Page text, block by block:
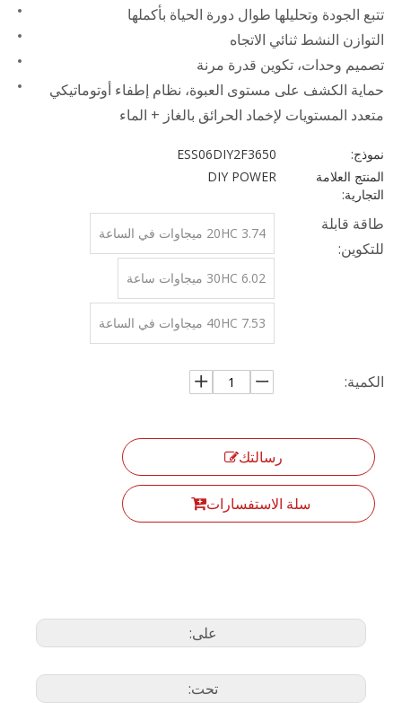
تتبع الجودة وتحليلها طوال دورة الحياة بأكملها
التوازن النشط ثنائي الاتجاه
تصميم وحدات، تكوين قدرة مرنة
حماية الكشف على مستوى العبوة، نظام إطفاء أوتوماتيكي
متعدد المستويات لإخماد الحرائق بالغاز + الماء
نموذج:
ESS06DIY2F3650
المنتج العلامة
التجارية:
DIY POWER
طاقة قابلة
للتكوين:
20HC 3.74 ميجاوات في الساعة
30HC 6.02 ميجاوات ساعة
40HC 7.53 ميجاوات في الساعة
الكمية:
رسالتك
سلة الاستفسارات
على:
تحت: